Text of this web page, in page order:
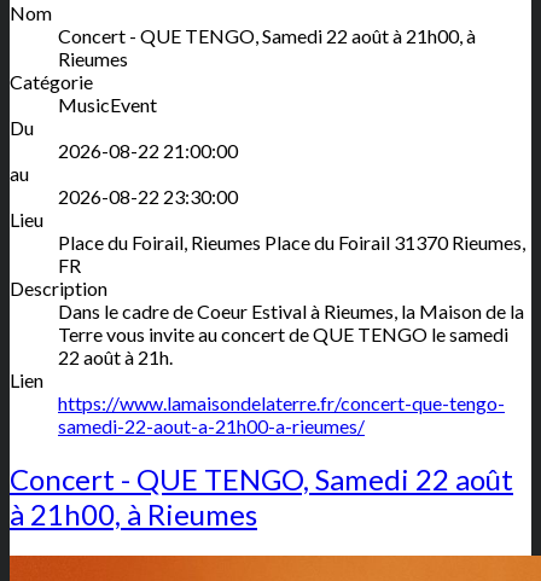
Nom
Concert - QUE TENGO, Samedi 22 août à 21h00, à
Rieumes
Catégorie
MusicEvent
Du
2026-08-22 21:00:00
au
2026-08-22 23:30:00
Lieu
Place du Foirail, Rieumes Place du Foirail 31370 Rieumes,
FR
Description
Dans le cadre de Coeur Estival à Rieumes, la Maison de la
Terre vous invite au concert de QUE TENGO le samedi
22 août à 21h.
Lien
https://www.lamaisondelaterre.fr/concert-que-tengo-
samedi-22-aout-a-21h00-a-rieumes/
Concert - QUE TENGO, Samedi 22 août
à 21h00, à Rieumes